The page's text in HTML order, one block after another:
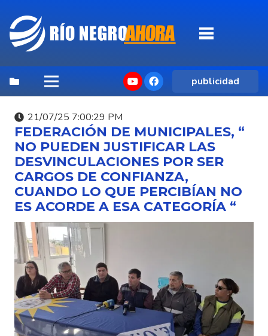
publicidad
21/07/25 7:00:29 PM
FEDERACIÓN DE MUNICIPALES, “
NO PUEDEN JUSTIFICAR LAS
DESVINCULACIONES POR SER
CARGOS DE CONFIANZA,
CUANDO LO QUE PERCIBÍAN NO
ES ACORDE A ESA CATEGORÍA “